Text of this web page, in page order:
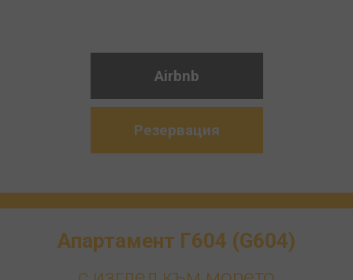
Airbnb
Резервация
Апартамент Г604 (G604)